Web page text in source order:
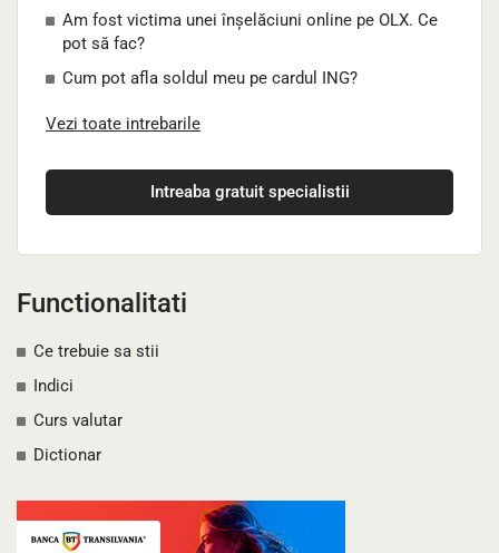
Am fost victima unei înșelăciuni online pe OLX. Ce
pot să fac?
Cum pot afla soldul meu pe cardul ING?
Vezi toate intrebarile
Intreaba gratuit specialistii
Functionalitati
Ce trebuie sa stii
Indici
Curs valutar
Dictionar